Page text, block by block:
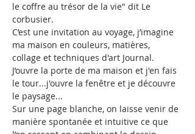
le coffre au trésor de la vie" dit Le
corbusier.
C’est une invitation au voyage, j’imagine
ma maison en couleurs, matières,
collage et techniques d'art Journal.
J’ouvre la porte de ma maison et j'en fais
le tour...j'ouvre la fenêtre et je découvre
le paysage...
Sur une page blanche, on laisse venir de
manière spontanée et intuitive ce que